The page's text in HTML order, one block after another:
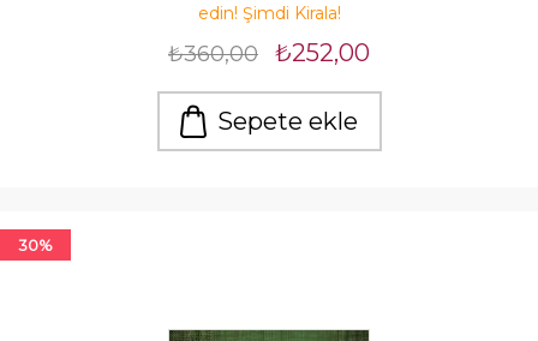
edin! Şimdi Kirala!
₺360,00 ₺252,00
Sepete ekle
30%